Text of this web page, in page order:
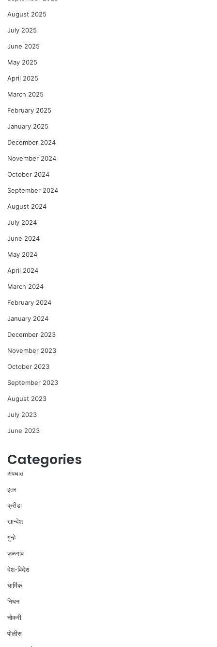
August 2025
July 2025
June 2025
May 2025
April 2025
March 2025
February 2025
January 2025
December 2024
November 2024
October 2024
September 2024
August 2024
July 2024
June 2024
May 2024
April 2024
March 2024
February 2024
January 2024
December 2023
November 2023
October 2023
September 2023
August 2023
July 2023
June 2023
Categories
अपघात
इतर
क्रीडा
खान्देश
गुन्हे
जळगांव
देश-विदेश
धार्मिक
निधन
नोकरी
पोलीस